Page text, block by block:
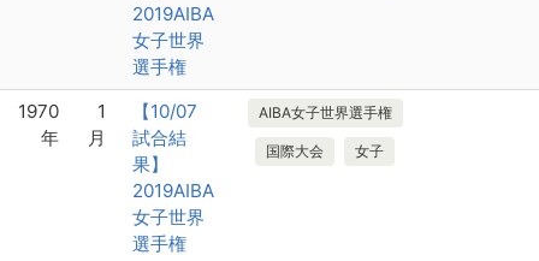
2019AIBA
女子世界
選手権
1970
年
1
月
【10/07
試合結
果】
2019AIBA
女子世界
選手権
AIBA女子世界選手権
国際大会 女子